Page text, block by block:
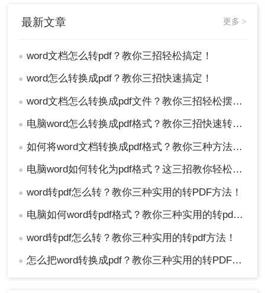
最新文章 更多 >
● word文档怎么转pdf？教你三招轻松搞定！
● word怎么转换成pdf？教你三招快速搞定！
● word文档怎么转换成pdf文件？教你三招轻松摆平！
● 电脑word怎么转换成pdf格式？教你三招快速转格式！
● 如何将word文档转换成pdf格式？教你三种方法，轻松搞定！
● 电脑word如何转化为pdf格式？这三招教你轻松转换！
● word转pdf怎么转？教你三种实用的转PDF方法！
● 电脑如何word转pdf格式？教你三种实用的转pdf方法！
● word转pdf怎么转？教你三种实用的转pdf方法！
● 怎么把word转换成pdf？教你三种实用的转PDF方法！